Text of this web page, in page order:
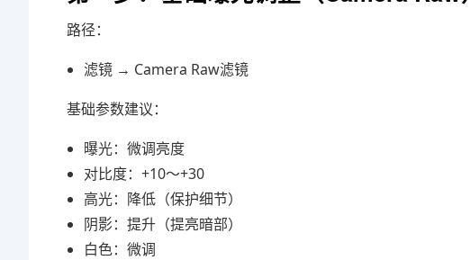
路径：
滤镜 → Camera Raw滤镜
基础参数建议：
曝光：微调亮度
对比度：+10～+30
高光：降低（保护细节）
阴影：提升（提亮暗部）
白色：微调